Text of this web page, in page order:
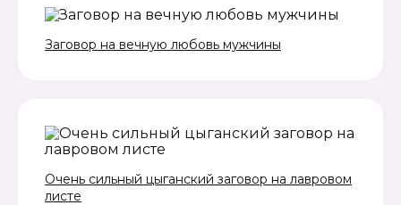
Заговор на вечную любовь мужчины
Очень сильный цыганский заговор на лавровом
листе